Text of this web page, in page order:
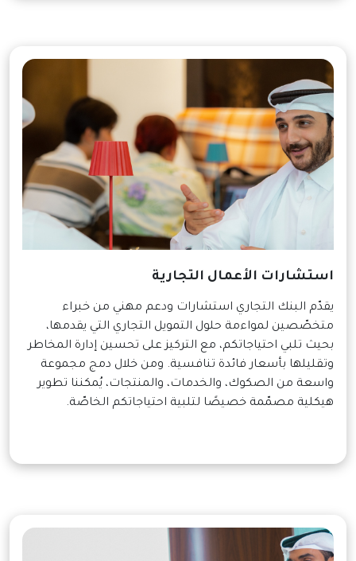
استشارات الأعمال التجارية
يقدّم البنك التجاري استشارات ودعم مهني من خبراء
متخصّصين لمواءمة حلول التمويل التجاري التي يقدمها،
بحيث تلبي احتياجاتكم، مع التركيز على تحسين إدارة المخاطر
وتقليلها بأسعار فائدة تنافسية. ومن خلال دمج مجموعة
واسعة من الصكوك، والخدمات، والمنتجات، يُمكننا تطوير
هيكلية مصمّمة خصيصًا لتلبية احتياجاتكم الخاصّة.